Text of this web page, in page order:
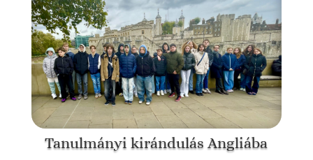
Tanulmányi kirándulás Angliába